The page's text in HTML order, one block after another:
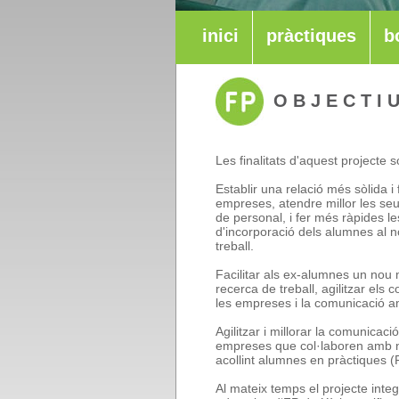
inici pràctiques
Les finalitats d'aquest projecte
Establir una relació més sòlida i
empreses, atendre millor les
de personal, i fer més ràpides
d'incorporació dels alumnes al
treball.
Facilitar als ex-alumnes un nou
recerca de treball, agilitzar els
les empreses i la comunicació
Agilitzar i millorar la
empreses que col·laboren amb
acollint alumnes en pràctiques
Al mateix temps el projecte